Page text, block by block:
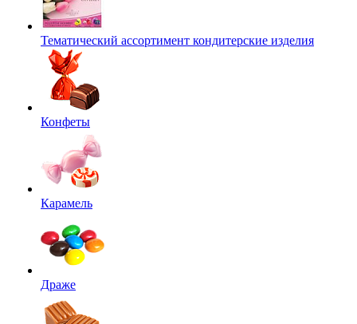
Тематический ассортимент кондитерские изделия
Конфеты
Карамель
Драже